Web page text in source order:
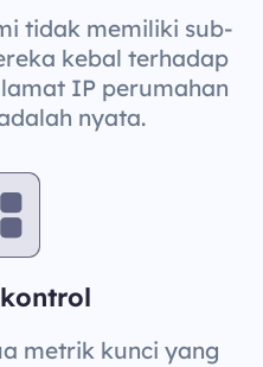
tidak memiliki sub-
kebal terhadap
IP perumahan
nyata.
metrik kunci yang